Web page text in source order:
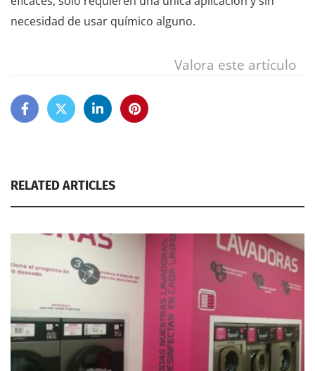
necesidad de usar químico alguno.
Valora este artículo
RELATED ARTICLES